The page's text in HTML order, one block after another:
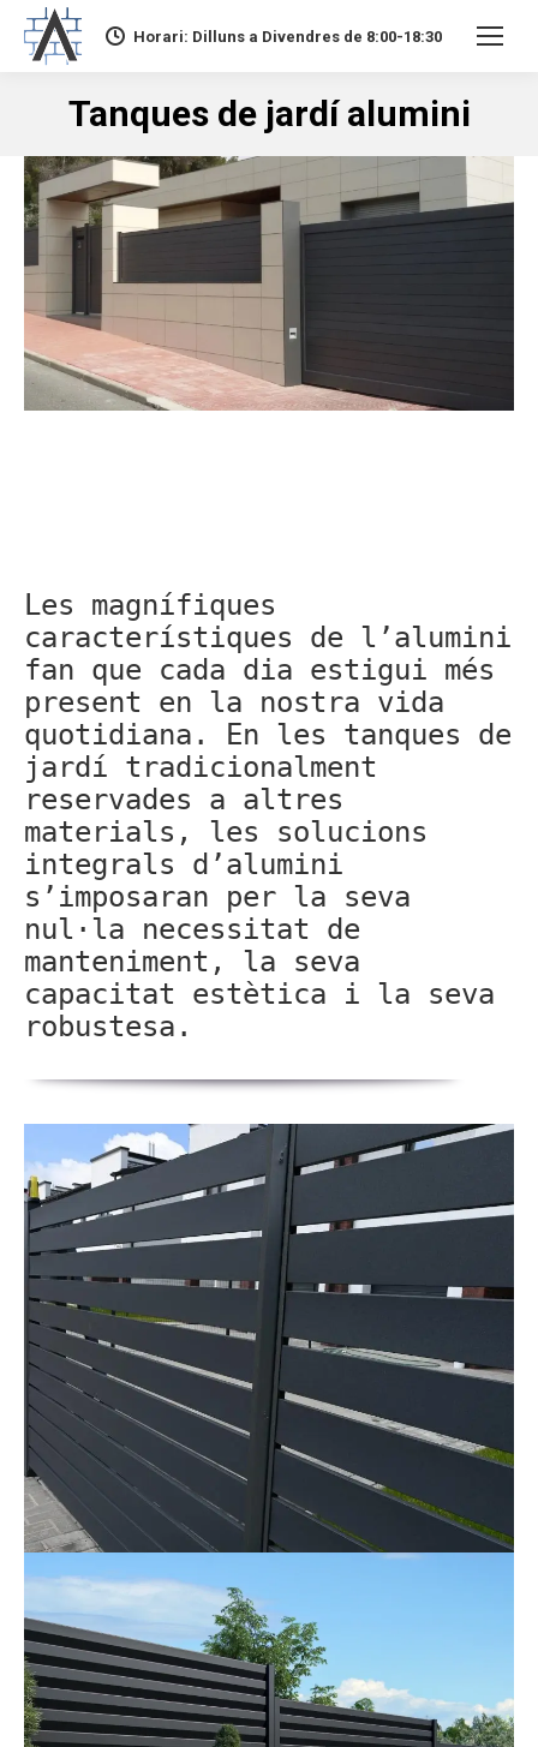
Horari: Dilluns a Divendres de 8:00-18:30
Tanques de jardí alumini
You are here:
Les magnífiques
característiques de l’alumini
fan que cada dia estigui més
present en la nostra vida
quotidiana. En les tanques de
jardí tradicionalment
reservades a altres
materials, les solucions
integrals d’alumini
s’imposaran per la seva
nul·la necessitat de
manteniment, la seva
capacitat estètica i la seva
robustesa.